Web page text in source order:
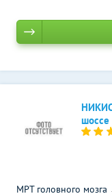
шоссе
МРТ головного мозга